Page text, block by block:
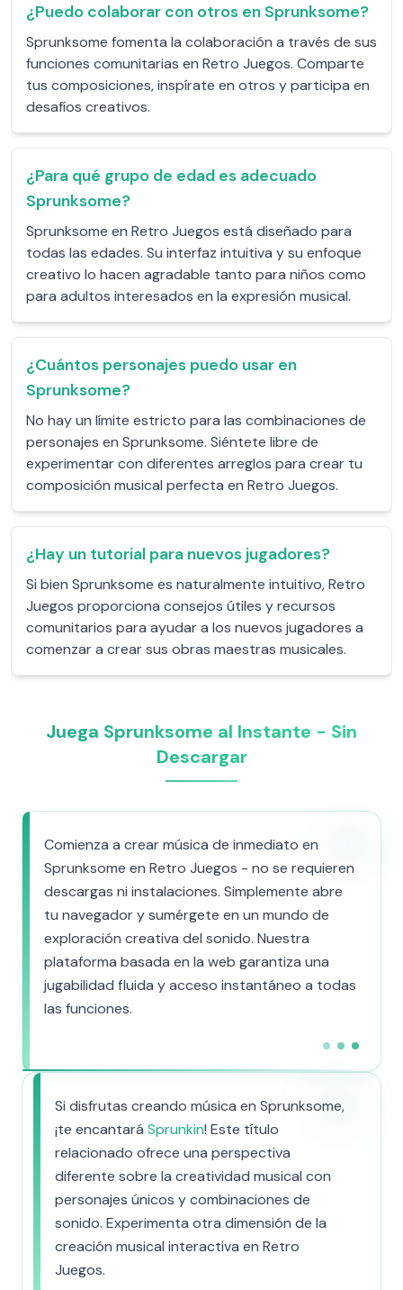
¿Puedo colaborar con otros en Sprunksome?
Sprunksome fomenta la colaboración a través de sus
funciones comunitarias en Retro Juegos. Comparte
tus composiciones, inspírate en otros y participa en
desafíos creativos.
¿Para qué grupo de edad es adecuado
Sprunksome?
Sprunksome en Retro Juegos está diseñado para
todas las edades. Su interfaz intuitiva y su enfoque
creativo lo hacen agradable tanto para niños como
para adultos interesados en la expresión musical.
¿Cuántos personajes puedo usar en
Sprunksome?
No hay un límite estricto para las combinaciones de
personajes en Sprunksome. Siéntete libre de
experimentar con diferentes arreglos para crear tu
composición musical perfecta en Retro Juegos.
¿Hay un tutorial para nuevos jugadores?
Si bien Sprunksome es naturalmente intuitivo, Retro
Juegos proporciona consejos útiles y recursos
comunitarios para ayudar a los nuevos jugadores a
comenzar a crear sus obras maestras musicales.
Juega Sprunksome al Instante - Sin
Descargar
Comienza a crear música de inmediato en
Sprunksome en Retro Juegos - no se requieren
descargas ni instalaciones. Simplemente abre
tu navegador y sumérgete en un mundo de
exploración creativa del sonido. Nuestra
plataforma basada en la web garantiza una
jugabilidad fluida y acceso instantáneo a todas
las funciones.
Si disfrutas creando música en Sprunksome,
¡te encantará Sprunkin! Este título
relacionado ofrece una perspectiva
diferente sobre la creatividad musical con
personajes únicos y combinaciones de
sonido. Experimenta otra dimensión de la
creación musical interactiva en Retro
Juegos.